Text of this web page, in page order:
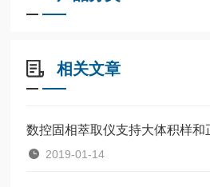
相关文章
2019-01-14